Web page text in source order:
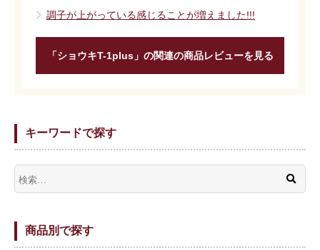
調子が上がっている感じることが増えました!!!
「ショウキT-1plus」の関連の商品レビューを見る
キーワードで探す
商品別で探す